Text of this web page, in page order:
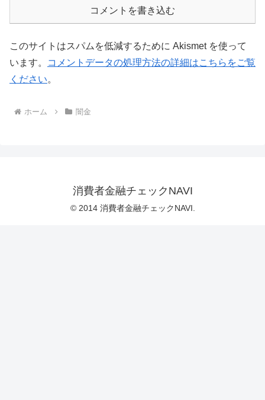
コメントを書き込む
このサイトはスパムを低減するために Akismet を使って
います。
コメントデータの処理方法の詳細はこちらをご覧
ください。
ホーム 闇金
消費者金融チェックNAVI
© 2014 消費者金融チェックNAVI.